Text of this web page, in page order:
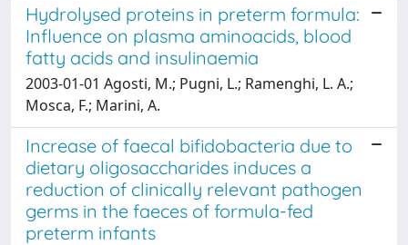
Hydrolysed proteins in preterm formula:
Influence on plasma aminoacids, blood
fatty acids and insulinaemia
2003-01-01 Agosti, M.; Pugni, L.; Ramenghi, L. A.;
Mosca, F.; Marini, A.
Increase of faecal bifidobacteria due to
dietary oligosaccharides induces a
reduction of clinically relevant pathogen
germs in the faeces of formula-fed
preterm infants